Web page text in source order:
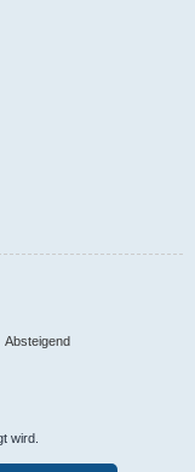
Absteigend
wird.